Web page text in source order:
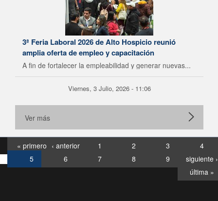
3ª Feria Laboral 2026 de Alto Hospicio reunió
amplia oferta de empleo y capacitación
A fin de fortalecer la empleabilidad y generar nuevas...
Viernes, 3 Julio, 2026 - 11:06
Ver más
« primero ‹ anterior 1 2 3
4
5
6 7 8 9
siguiente ›
última »